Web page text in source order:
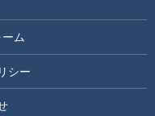
ム
シー